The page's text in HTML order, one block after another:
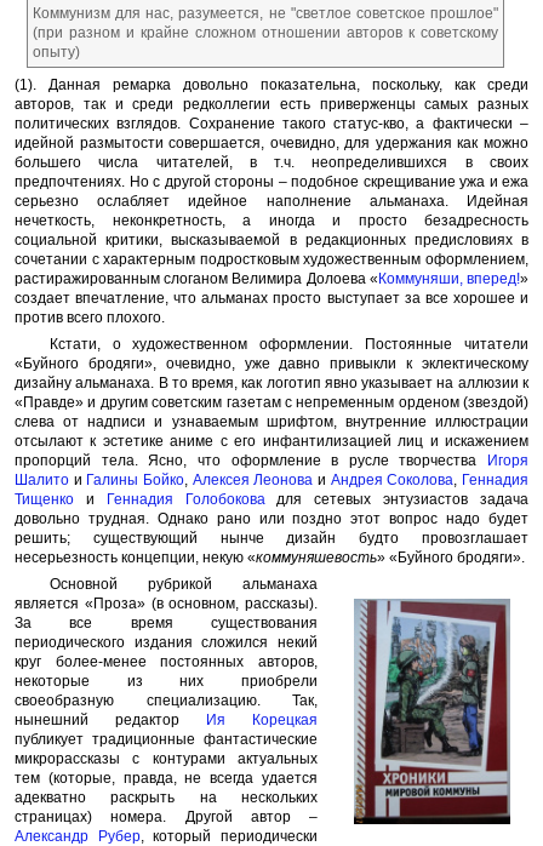
Коммунизм для нас, разумеется, не "светлое советское прошлое"
(при разном и крайне сложном отношении авторов к советскому
опыту)
(1). Данная ремарка довольно показательна, поскольку, как среди
авторов, так и среди редколлегии есть приверженцы самых разных
политических взглядов. Сохранение такого статус-кво, а фактически –
идейной размытости совершается, очевидно, для удержания как можно
большего числа читателей, в т.ч. неопределившихся в своих
предпочтениях. Но с другой стороны – подобное скрещивание ужа и ежа
серьезно ослабляет идейное наполнение альманаха. Идейная
нечеткость, неконкретность, а иногда и просто безадресность
социальной критики, высказываемой в редакционных предисловиях в
сочетании с характерным подростковым художественным оформлением,
растиражированным слоганом Велимира Долоева « Коммуняши, вперед!»
создает впечатление, что альманах просто выступает за все хорошее и
против всего плохого.
Кстати, о художественном оформлении. Постоянные читатели
«Буйного бродяги», очевидно, уже давно привыкли к эклектическому
дизайну альманаха. В то время, как логотип явно указывает на аллюзии к
«Правде» и другим советским газетам с непременным орденом (звездой)
слева от надписи и узнаваемым шрифтом, внутренние иллюстрации
отсылают к эстетике аниме с его инфантилизацией лиц и искажением
пропорций тела. Ясно, что оформление в русле творчества
Игоря
Шалито и Галины Бойко, Алексея Леонова и Андрея Соколова, Геннадия
Тищенко и Геннадия Голобоковадля сетевых энтузиастов задача
довольно трудная. Однако рано или поздно этот вопрос надо будет
решить; существующий нынче дизайн будто провозглашает
несерьезность концепции, некую «коммуняшевость» «Буйного бродяги».
Основной рубрикой альманаха
является «Проза» (в основном, рассказы).
За все время существования
периодического издания сложился некий
круг более-менее постоянных авторов,
некоторые из них приобрели
своеобразную специализацию. Так,
нынешний редактор
Ия Корецкая
публикует традиционные фантастические
микрорассказы с контурами актуальных
тем (которые, правда, не всегда удается
адекватно раскрыть на нескольких
страницах) номера. Другой автор –
Александр Рубер, который периодически